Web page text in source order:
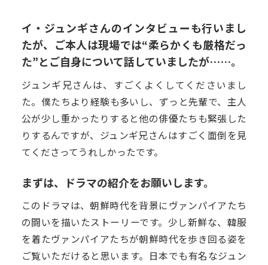
イ・ジュンギさんのインタビューも行いまし
たが、ご本人は現場では“柔らかくも厳格だっ
た”とご自身について話していましたが……。
ジュンギ兄さんは、すごくよくしてくださいまし
た。僕たちより経験も多いし、ずっと先輩で、主人
公が少し重かったりすると他の俳優たちも緊張した
りするんですが、ジュンギ兄さんはすごく面倒を見
てくださってうれしかったです。
まずは、ドラマの紹介をお願いします。
このドラマは、朝鮮時代を背景にヴァンパイアたち
の闘いを描いたストーリーです。少し新鮮な、韓服
を着たヴァンパイアたちが朝鮮時代を歩き回る姿を
ご覧いただけると思います。日本でも有名なジュン